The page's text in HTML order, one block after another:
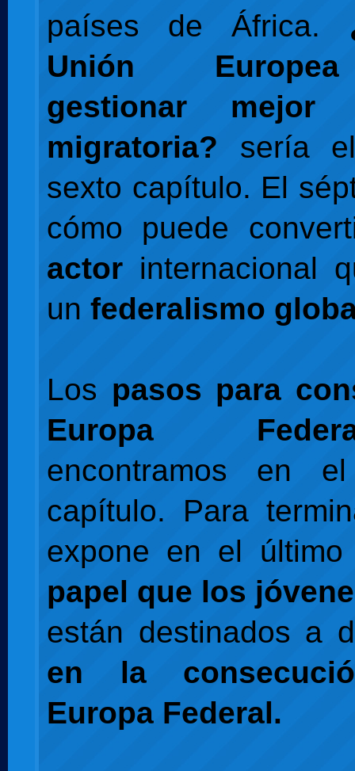
países de África.
Unión
gestionar
migratoria? sería
sexto capítulo. El
cómo puede
actorinternacional
un federalismo
Los pasos para
Europa
encontramos en
capítulo. Para
expone en el
papel que los
están destinados a
en la
Europa Federal.